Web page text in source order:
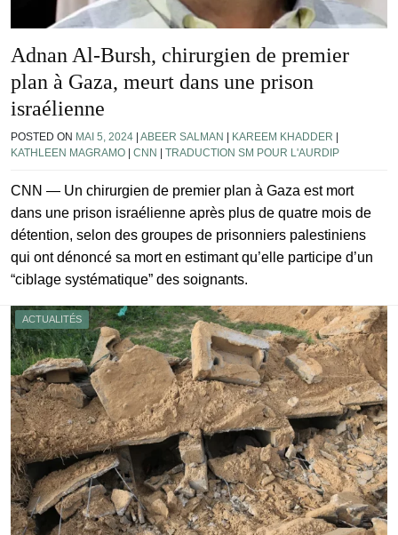
Adnan Al-Bursh, chirurgien de premier
plan à Gaza, meurt dans une prison
israélienne
POSTED ON MAI 5, 2024 | ABEER SALMAN | KAREEM KHADDER |
KATHLEEN MAGRAMO | CNN | TRADUCTION SM POUR L'AURDIP
CNN — Un chirurgien de premier plan à Gaza est mort
dans une prison israélienne après plus de quatre mois de
détention, selon des groupes de prisonniers palestiniens
qui ont dénoncé sa mort en estimant qu’elle participe d’un
“ciblage systématique” des soignants.
ACTUALITÉS